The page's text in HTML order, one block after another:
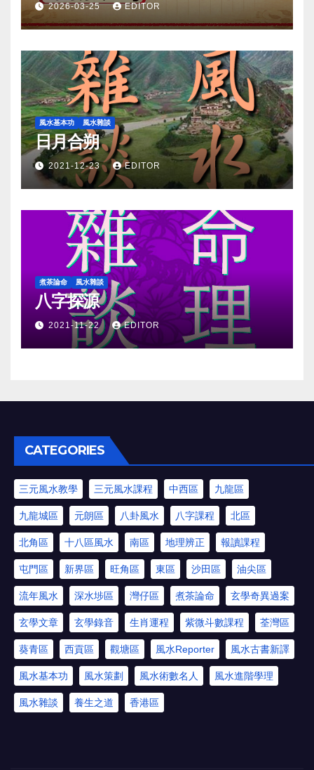
2026-03-25 EDITOR
風水基本功 風水雜談
日月合朔
2021-12-23 EDITOR
煮茶論命 風水雜談
八字探源
2021-11-22 EDITOR
CATEGORIES
三元風水教學 三元風水課程 中西區 九龍區
九龍城區 元朗區 八卦風水 八字課程 北區
北角區 十八區風水 南區 地理辨正 報讀課程
屯門區 新界區 旺角區 東區 沙田區 油尖區
流年風水 深水埗區 灣仔區 煮茶論命 玄學奇異過案
玄學文章 玄學錄音 生肖運程 紫微斗數課程 荃灣區
葵青區 西貢區 觀塘區 風水Reporter 風水古書新譯
風水基本功 風水策劃 風水術數名人 風水進階學理
風水雜談 養生之道 香港區